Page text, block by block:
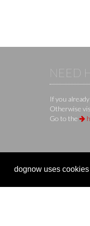
dognow uses
NEED
If you
Otherwise
Go to the
KS IT-
Company